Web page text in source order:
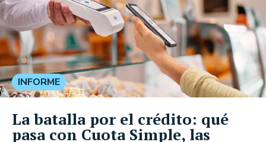
INFORME
La batalla por el crédito: qué
pasa con Cuota Simple, las